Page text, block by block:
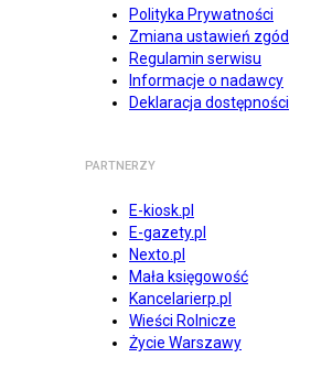
Polityka Prywatności
Zmiana ustawień zgód
Regulamin serwisu
Informacje o nadawcy
Deklaracja dostępności
PARTNERZY
E-kiosk.pl
E-gazety.pl
Nexto.pl
Mała księgowość
Kancelarierp.pl
Wieści Rolnicze
Życie Warszawy